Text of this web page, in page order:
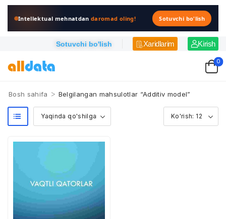
Intellektual mehnatdandaromad oling! Sotuvchi bo'lish
Sotuvchi bo'lish Xaridlarim Kirish
0
Bosh sahifa > Belgilangan mahsulotlar “Additiv model”